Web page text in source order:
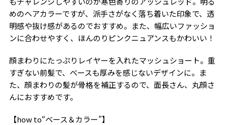
めのヘアカラーですが、派手さがなく落ち着いた印象で、透
明感や抜け感があるのでおすすめ。また、幅広いファッショ
ンに合わせやすく、ほんのりピンクニュアンスもかわいい！
顔まわりにたっぷりレイヤーを入れたマッシュショート。重
すぎない前髪で、ベースも厚みを感じないデザインに。ま
た、顔まわりの髪が骨格を補正するので、面長さん、丸顔さ
んにおすすめです。
【how to“ベース＆カラー”】